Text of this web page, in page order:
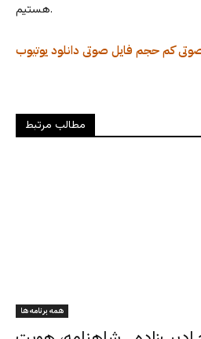
هستیم.
یوتیوب دانلود فایل صوتی کم حجم
مطالب مرتبط
همه برنامه ها